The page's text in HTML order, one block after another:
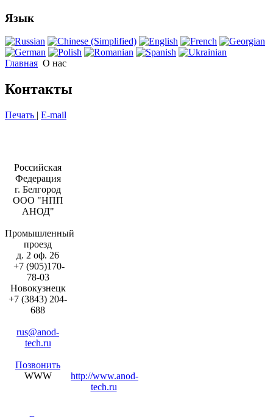
Язык
Главная О нас
Контакты
Печать | E-mail
Российская
Федерация
г. Белгород
ООО "НПП
АНОД"
Промышленный
проезд
д. 2 оф. 26
+7 (905)170-
78-03
Новокузнецк
+7 (3843) 204-
688
rus@anod-
tech.ru
Позвонить
WWW
http://www.anod-
tech.ru